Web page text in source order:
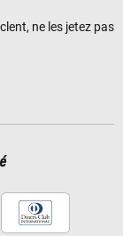
ne les jetez pas